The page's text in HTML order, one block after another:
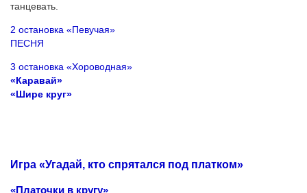
танцевать.
2 остановка «Певучая»
ПЕСНЯ
3 остановка «Хороводная»
«Каравай»
«Шире круг»
Игра «Угадай, кто спрятался под платком»
«Платочки в кругу»